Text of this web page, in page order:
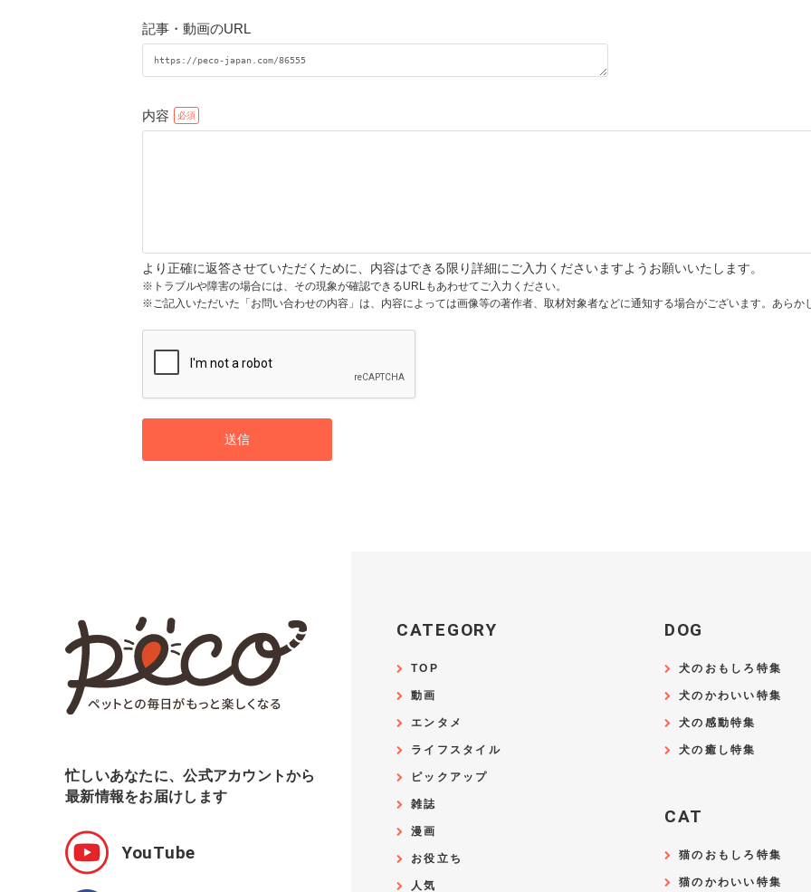
記事・動画のURL
内容
より正確に返答させていただくために、内容はできる限り詳細にご入力くださいますようお願いいたします。
※トラブルや障害の場合には、その現象が確認できるURLもあわせてご入力ください。
※ご記入いただいた「お問い合わせの内容」は、内容によっては画像等の著作者、取材対象者などに通知する場合がございます。あらか
送信
忙しいあなたに、公式アカウントから
最新情報をお届けします
YouTube
CATEGORY
TOP
動画
エンタメ
ライフスタイル
ピックアップ
雑誌
漫画
お役立ち
人気
DOG
犬のおもしろ特集
犬のかわいい特集
犬の感動特集
犬の癒し特集
CAT
猫のおもしろ特集
猫のかわいい特集